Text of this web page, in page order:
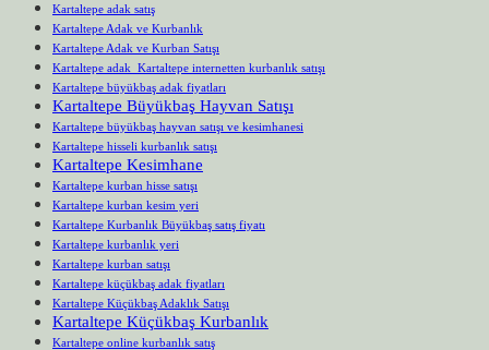
Kartaltepe adak satış
Kartaltepe Adak ve Kurbanlık
Kartaltepe Adak ve Kurban Satışı
Kartaltepe adak Kartaltepe internetten kurbanlık satışı
Kartaltepe büyükbaş adak fiyatları
Kartaltepe Büyükbaş Hayvan Satışı
Kartaltepe büyükbaş hayvan satışı ve kesimhanesi
Kartaltepe hisseli kurbanlık satışı
Kartaltepe Kesimhane
Kartaltepe kurban hisse satışı
Kartaltepe kurban kesim yeri
Kartaltepe Kurbanlık Büyükbaş satış fiyatı
Kartaltepe kurbanlık yeri
Kartaltepe kurban satışı
Kartaltepe küçükbaş adak fiyatları
Kartaltepe Küçükbaş Adaklık Satışı
Kartaltepe Küçükbaş Kurbanlık
Kartaltepe online kurbanlık satış